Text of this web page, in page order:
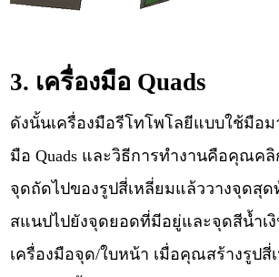
3. เครื่องมือ Quads
ดังนั้นเครื่องมือรีโทโพโลยีแบบใช้มือม
มือ Quads และวิธีการทำงานคือคุณค
จุดถัดไปของรูปสี่เหลี่ยมแล้ววางจุดสุด
สแนปไปยังจุดยอดที่มีอยู่และจุดสีน้ำเ
เครื่องมือจุด/ใบหน้า เมื่อคุณสร้างรูปสี่